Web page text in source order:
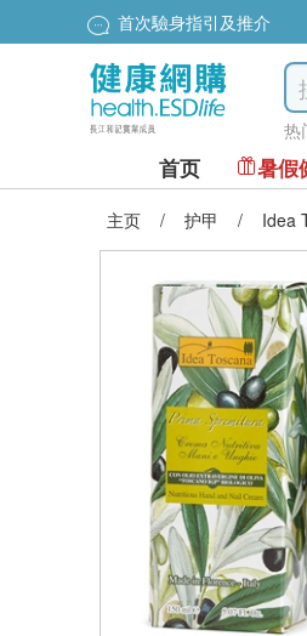
首次驗身指引及推介
热
首页 暑假
主页 / 护甲 / Idea